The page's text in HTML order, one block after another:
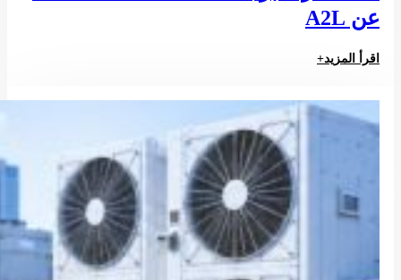
عن A2L
اقرأ المزيد+